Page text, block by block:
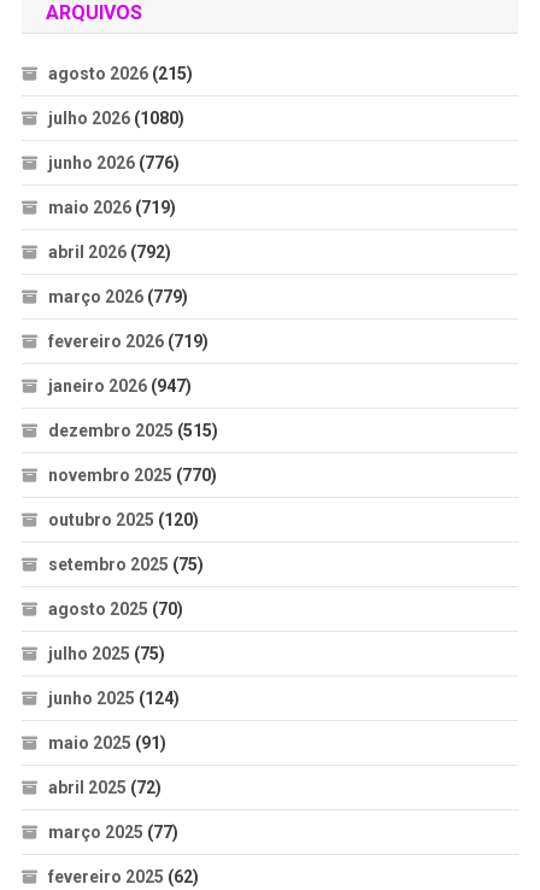
ARQUIVOS
agosto 2026(215)
julho 2026(1080)
junho 2026(776)
maio 2026(719)
abril 2026(792)
março 2026(779)
fevereiro 2026(719)
janeiro 2026(947)
dezembro 2025 (515)
novembro 2025 (770)
outubro 2025 (120)
setembro 2025 (75)
agosto 2025 (70)
julho 2025 (75)
junho 2025 (124)
maio 2025 (91)
abril 2025 (72)
março 2025 (77)
fevereiro 2025 (62)